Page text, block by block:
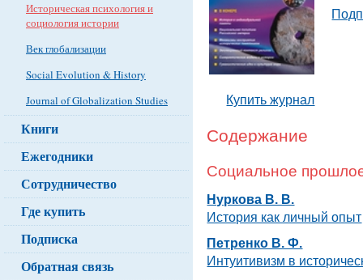
Купить журнал
Содержание
Социальное
Нуркова В. В.
История как личный опыт
Петренко В. Ф.
Интуитивизм в
Историческая психология и
социология истории
Век глобализации
Social Evolution & History
Journal of Globalization Studies
Книги
Ежегодники
Сотрудничество
Где купить
Подписка
Обратная связь